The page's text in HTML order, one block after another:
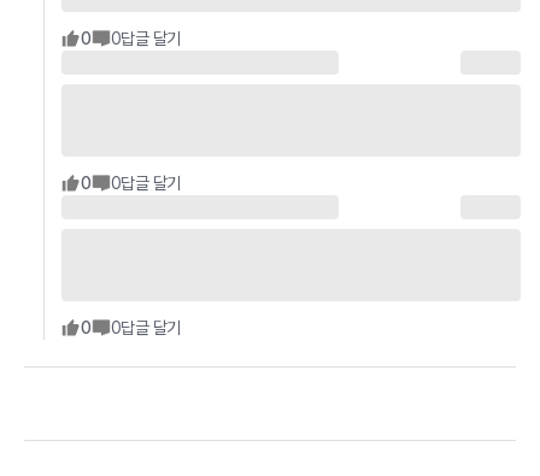
0 0답글 달기
0 0답글 달기
0 0답글 달기